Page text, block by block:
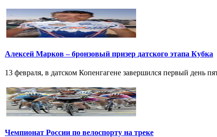
Алексей Марков – бронзовый призер датского этапа Кубка
13 февраля, в датском Копенгагене завершился первый день
Чемпионат России по велоспорту на треке